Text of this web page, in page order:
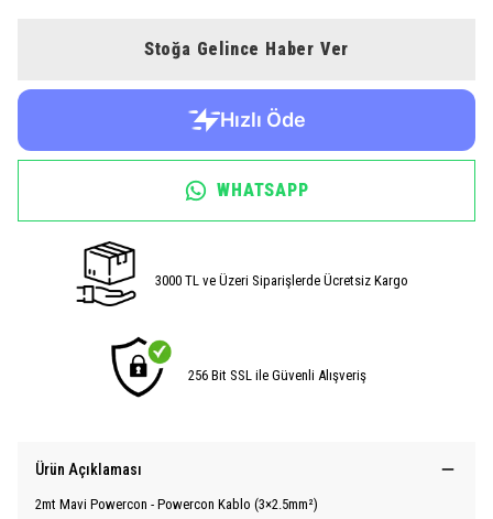
Stoğa Gelince Haber Ver
WHATSAPP
3000 TL ve Üzeri Siparişlerde Ücretsiz Kargo
256 Bit SSL ile Güvenli Alışveriş
Ürün Açıklaması
2mt Mavi Powercon - Powercon Kablo (3×2.5mm²)